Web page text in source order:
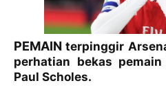
PEMAINterpinggir
perhatian bekas
Paul Scholes.